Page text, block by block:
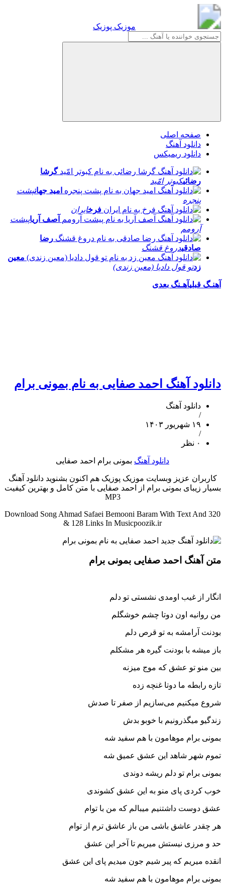
موزیک پوزیک
صفحه اصلی
دانلود آهنگ
دانلود ریمیکس
گرشا
رضائیکبوتر امّید
امید جهانپشت
پنجره
فرخایران
آصف آریاپیشت
آرومم
رضا
صادقیدروغ قشنگ
معین
زدتو قول دادیا (معین زندی)
آهنـگ قبلیآهـنگ بعدی
دانلود آهنگ احمد صفایی به نام بمونی برام
دانلود آهنگ
/
۱۹ شهریور ۱۴۰۳
/
۰ نظر
دانلود آهنگ بمونی برام احمد صفایی
کاربران عزیز وبسایت موزیک پوزیک هم اکنون بشنوید دانلود آهنگ
بسیار زیبای بمونی برام از احمد صفایی با متن کامل و بهترین کیفیت
MP3
Download Song Ahmad Safaei Bemooni Baram With Text And 320
& 128 Links In Musicpoozik.ir
متن آهنگ احمد صفایی بمونی برام
انگار از غیب اومدی نشستی تو دلم
من روانیه اون دوتا چشم خوشگلم
بودنت آرامشه به تو قرص دلم
باز میشه با بودنت گیره هر مشکلم
بین منو تو عشق که موج میزنه
تازه رابطه ما دوتا غنچه زده
شروع میکنیم می‌سازیم از صفر تا صدش
زندگیو میگذرونیم با خوبو بدش
بمونی برام موهامون با هم سفید شه
تموم شهر شاهد این عشق عمیق شه
بمونی برام تو دلم ریشه دوندی
خوب کردی پای منو به این عشق کشوندی
عشق دوست داشتنیم میبالم که من با توام
هر چقدر عاشق باشی من باز عاشق ترم از توام
حد و مرزی نیستش میریم تا آخر این عشق
انقده میریم که پیر شیم جون میدیم پای این عشق
بمونی برام موهامون با هم سفید شه